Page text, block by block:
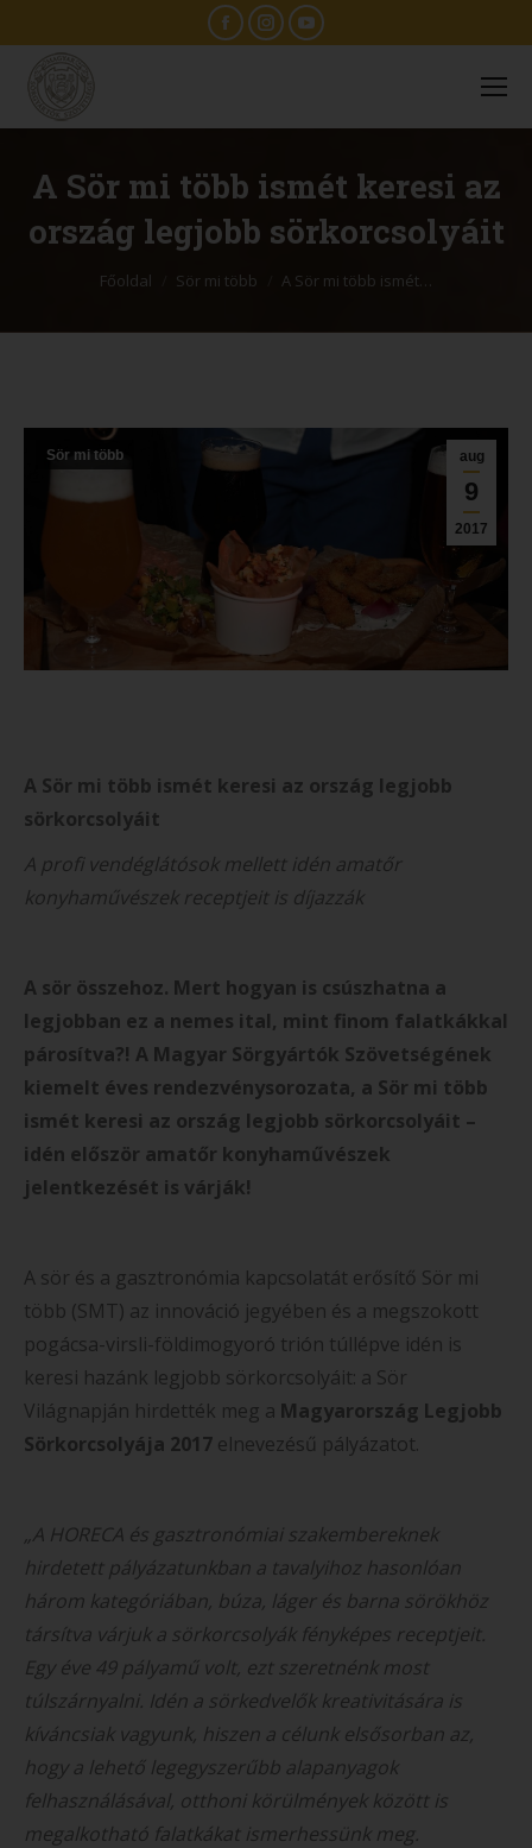
Facebook
Instagram
YouTube
A Sör mi több ismét keresi az
ország legjobb sörkorcsolyáit
You are here:
Főoldal Sör mi több A Sör mi több ismét…
aug
9
2017
Sör mi több
A Sör mi több ismét keresi az ország legjobb
sörkorcsolyáit
A profi vendéglátósok mellett idén amatőr
konyhaművészek receptjeit is díjazzák
A sör összehoz. Mert hogyan is csúszhatna a
legjobban ez a nemes ital, mint finom falatkákkal
párosítva?! A Magyar Sörgyártók Szövetségének
kiemelt éves rendezvénysorozata, a Sör mi több
ismét keresi az ország legjobb sörkorcsolyáit –
idén először amatőr konyhaművészek
jelentkezését is várják!
A sör és a gasztronómia kapcsolatát erősítő Sör mi
több (SMT) az innováció jegyében és a megszokott
pogácsa-virsli-földimogyoró trión túllépve idén is
keresi hazánk legjobb sörkorcsolyáit: a Sör
Világnapján hirdették meg a Magyarország Legjobb
Sörkorcsolyája 2017 elnevezésű pályázatot.
„A HORECA és gasztronómiai szakembereknek
hirdetett pályázatunkban a tavalyihoz hasonlóan
három kategóriában, búza, láger és barna sörökhöz
társítva várjuk a sörkorcsolyák fényképes receptjeit.
Egy éve 49 pályamű volt, ezt szeretnénk most
túlszárnyalni. Idén a sörkedvelők kreativitására is
kíváncsiak vagyunk, hiszen a célunk elsősorban az,
hogy a lehető legegyszerűbb alapanyagok
felhasználásával, otthoni körülmények között is
megalkotható falatkákat ismerhessünk meg.